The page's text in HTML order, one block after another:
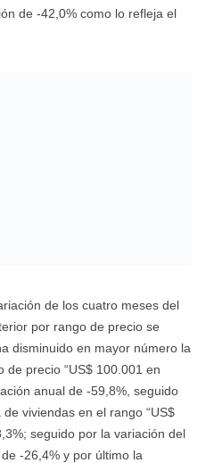
de -42,0% como lo refleja el
de los cuatro meses del
por rango de precio se
disminuido en mayor número la
de precio “US$ 100.001 en
anual de -59,8%, seguido
viviendas en el rango “US$
seguido por la variación del
-26,4% y por último la